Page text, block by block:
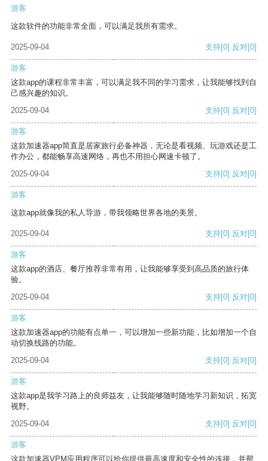
游客
这款软件的功能非常全面，可以满足我所有需求。
2025-09-04 支持[0] 反对[0]
游客
这款app的课程非常丰富，可以满足我不同的学习需求，让我能够找到自
己感兴趣的知识。
2025-09-04
支持[0] 反对[0]
游客
这款加速器app简直是居家旅行必备神器，无论是看视频、玩游戏还是工
作办公，都能畅享高速网络，再也不用担心网速卡顿了。
2025-09-04
支持[0] 反对[0]
游客
这款app就像我的私人导游，带我领略世界各地的美景。
2025-09-04 支持[0] 反对[0]
游客
这款app的酒店、餐厅推荐非常有用，让我能够享受到高品质的旅行体
验。
2025-09-04
支持[0] 反对[0]
游客
这款加速器app的功能有点单一，可以增加一些新功能，比如增加一个自
动切换线路的功能。
2025-09-04
支持[0] 反对[0]
游客
这款app是我学习路上的良师益友，让我能够随时随地学习新知识，拓宽
视野。
2025-09-04
支持[0] 反对[0]
游客
这款加速器VPM应用程序可以给你提供最高速度和安全性的连接，并帮